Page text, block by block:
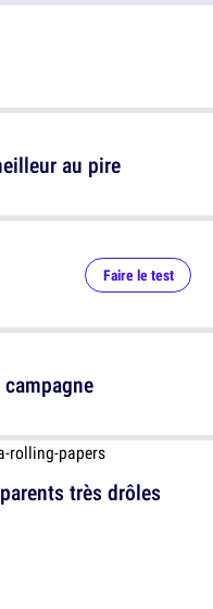
au pire
très drôles
Faire le test